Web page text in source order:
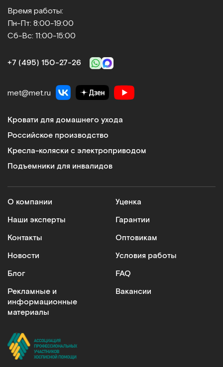
Время работы:
Пн-Пт: 8:00-19:00
Сб-Вс: 11:00-15:00
+7 (495) 150‑27‑26
met@met.ru
Кровати для домашнего ухода
Российское производство
Кресла-коляски с электроприводом
Подъемники для инвалидов
О компании
Наши эксперты
Контакты
Новости
Блог
Рекламные и
информационные
материалы
Уценка
Гарантии
Оптовикам
Условия работы
FAQ
Вакансии